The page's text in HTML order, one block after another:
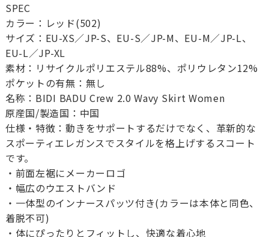
SPEC
カラー：レッド(502)
サイズ：EU-XS／JP-S、EU-S／JP-M、EU-M／JP-L、
EU-L／JP-XL
素材：リサイクルポリエステル88%、ポリウレタン12%
ポケットの有無：無し
名称：BIDI BADU Crew 2.0 Wavy Skirt Women
原産国/製造国：中国
仕様・特徴：動きをサポートするだけでなく、革新的な
スポーティエレガンスでスタイルを格上げするスコート
です。
・前面左裾にメーカーロゴ
・幅広のウエストバンド
・一体型のインナースパッツ付き(カラーは本体と同色、
着脱不可)
・体にぴったりとフィットし、快適な着心地